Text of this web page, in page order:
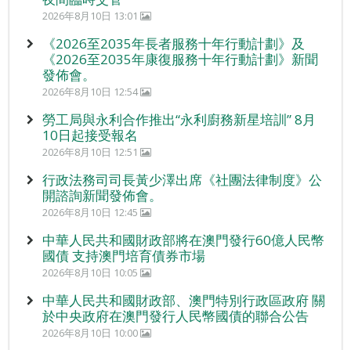
2026年8月10日 13:01
《2026至2035年長者服務十年行動計劃》及
《2026至2035年康復服務十年行動計劃》新聞
發佈會。
2026年8月10日 12:54
勞工局與永利合作推出“永利廚務新星培訓” 8月
10日起接受報名
2026年8月10日 12:51
行政法務司司長黃少澤出席《社團法律制度》公
開諮詢新聞發佈會。
2026年8月10日 12:45
中華人民共和國財政部將在澳門發行60億人民幣
國債 支持澳門培育債券市場
2026年8月10日 10:05
中華人民共和國財政部、澳門特別行政區政府 關
於中央政府在澳門發行人民幣國債的聯合公告
2026年8月10日 10:00